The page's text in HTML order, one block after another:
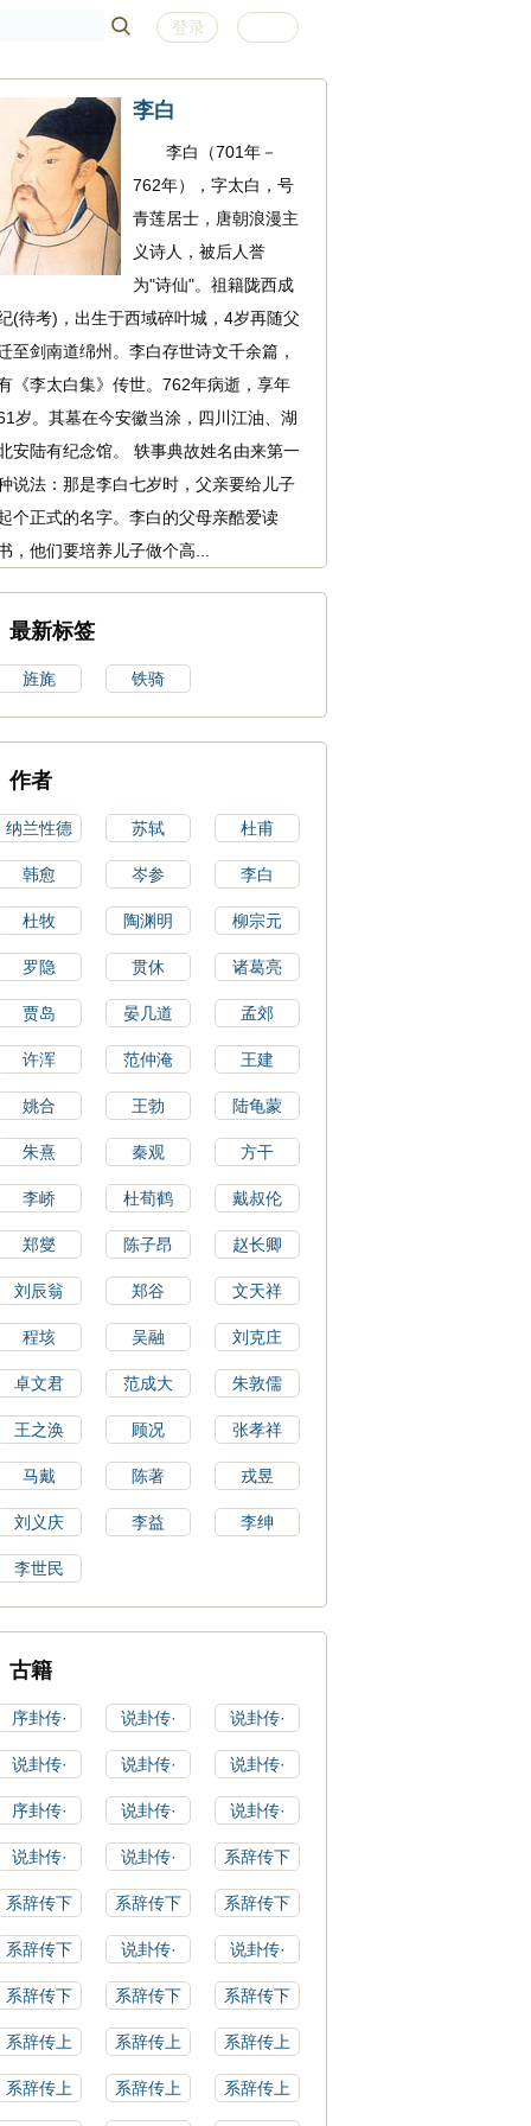
登录
李白
李白（701年－
762年），字太白，号
青莲居士，唐朝浪漫主
义诗人，被后人誉
为"诗仙"。祖籍陇西成
(待考)，出生于西域碎叶城，4岁再随父
至剑南道绵州。李白存世诗文千余篇，
《李太白集》传世。762年病逝，享年
岁。其墓在今安徽当涂，四川江油、湖
安陆有纪念馆。 轶事典故姓名由来第一
说法：那是李白七岁时，父亲要给儿子
个正式的名字。李白的父母亲酷爱读
，他们要培养儿子做个高...
最新标签
旌旄 铁骑
作者
纳兰性德 苏轼 杜甫
韩愈 岑参 李白
杜牧 陶渊明 柳宗元
罗隐 贯休 诸葛亮
贾岛 晏几道 孟郊
许浑 范仲淹 王建
姚合 王勃 陆龟蒙
朱熹 秦观 方干
李峤 杜荀鹤 戴叔伦
郑燮 陈子昂 赵长卿
刘辰翁 郑谷 文天祥
程垓 吴融 刘克庄
卓文君 范成大 朱敦儒
王之涣 顾况 张孝祥
马戴 陈著 戎昱
刘义庆 李益 李绅
李世民
古籍
序卦传· 说卦传· 说卦传·
说卦传· 说卦传· 说卦传·
序卦传· 说卦传· 说卦传·
说卦传· 说卦传· 系辞传下
系辞传下 系辞传下 系辞传下
系辞传下 说卦传· 说卦传·
系辞传下 系辞传下 系辞传下
系辞传上 系辞传上 系辞传上
系辞传上 系辞传上 系辞传上